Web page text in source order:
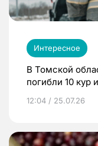
Интересное
В Томской
погибли 10 кур
12:04 / 25.07.26